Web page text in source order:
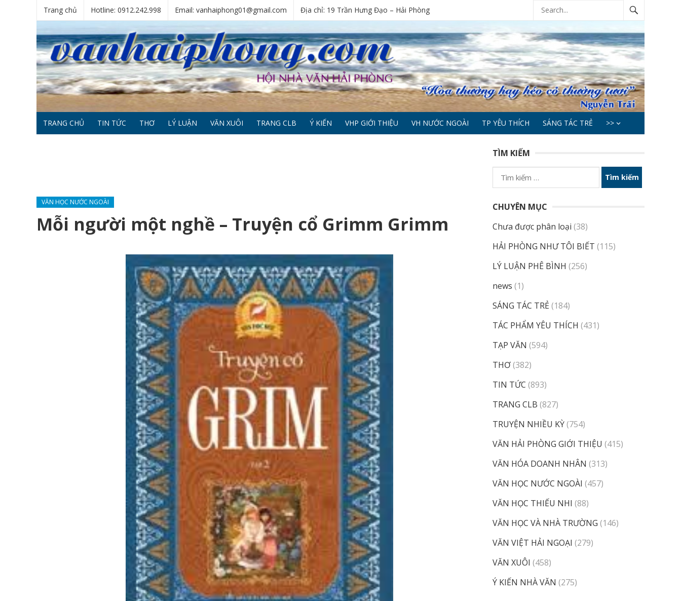
Trang chủ Hotline: 0912.242.998 Email: vanhaiphong01@gmail.com Địa chỉ: 19 Trần Hưng Đạo – Hải Phòng
TRANG CHỦ TIN TỨC THƠ LÝ LUẬN VĂN XUÔI TRANG CLB Ý KIẾN VHP GIỚI THIỆU VH NƯỚC NGOÀI TP YÊU THÍCH SÁNG TÁC TRẺ >>
VĂN HỌC NƯỚC NGOÀI
Mỗi người một nghề – Truyện cổ Grimm Grimm
TÌM KIẾM
Tìm
kiếm
CHUYÊN MỤC
Chưa được phân loại (38)
HẢI PHÒNG NHƯ TÔI BIẾT (115)
LÝ LUẬN PHÊ BÌNH (256)
news (1)
SÁNG TÁC TRẺ (184)
TÁC PHẨM YÊU THÍCH (431)
TẠP VĂN (594)
THƠ(382)
TIN TỨC (893)
TRANG CLB (827)
TRUYỆN NHIỀU KỲ(754)
VĂN HẢI PHÒNG GIỚI THIỆU (415)
VĂN HÓA DOANH NHÂN (313)
VĂN HỌC NƯỚC NGOÀI (457)
VĂN HỌC THIẾU NHI (88)
VĂN HỌC VÀ NHÀ TRƯỜNG (146)
VĂN VIỆT HẢI NGOẠI (279)
VĂN XUÔI (458)
Ý KIẾN NHÀ VĂN (275)